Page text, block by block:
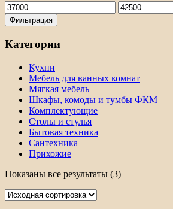
Минимальная
цена
Максимальная
цена
Фильтрация
Категории
Кухни
Мебель для ванных комнат
Мягкая мебель
Шкафы, комоды и тумбы ФКМ
Комплектующие
Столы и стулья
Бытовая техника
Сантехника
Прихожие
Показаны все результаты (3)